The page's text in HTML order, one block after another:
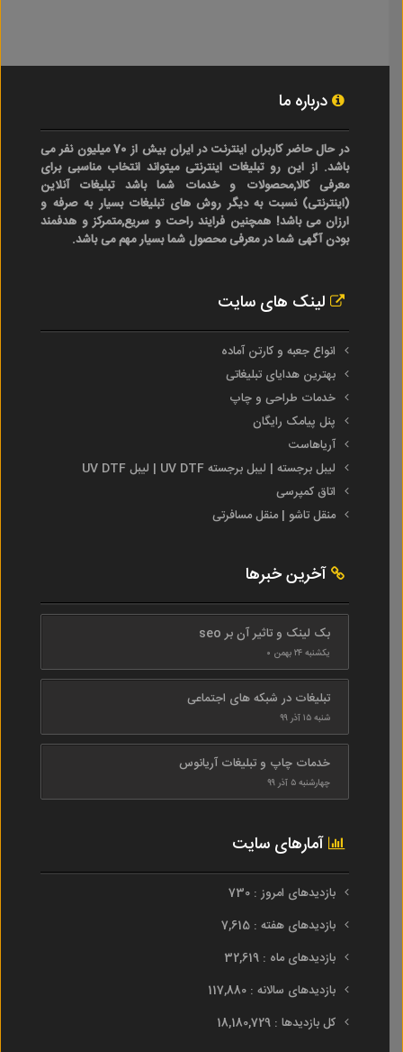
درباره ما
در حال حاضر کاربران اینترنت در ایران بیش از 70 میلیون نفر می
باشد. از این رو تبلیغات اینترنتی میتواند انتخاب مناسبی برای
معرفی کالا,محصولات و خدمات شما باشد تبلیغات آنلاین
(اینترنتی) نسبت به دیگر روش های تبلیغات بسیار به صرفه و
ارزان می باشد! همچنین فرایند راحت و سریع,متمرکز و هدفمند
بودن آگهی شما در معرفی محصول شما بسیار مهم می باشد.
لینک های سایت
انواع جعبه و کارتن آماده
بهترین هدایای تبلیغاتی
خدمات طراحی و چاپ
پنل پیامک رایگان
آریاهاست
لیبل برجسته | لیبل برجسته UV DTF | لیبل UV DTF
اتاق کمپرسی
منقل تاشو | منقل مسافرتی
آخرین خبرها
بک لینک و تاثیر آن بر seo
یکشنبه ۲۴ بهمن ۰
تبلیغات در شبکه های اجتماعی
شنبه ۱۵ آذر ۹۹
خدمات چاپ و تبلیغات آریانوس
چهارشنبه ۵ آذر ۹۹
آمارهای سایت
بازدیدهای امروز : 730
بازدیدهای هفته : 7,615
بازدیدهای ماه : 32,619
بازدیدهای سالانه : 117,880
کل بازدیدها : 18,180,729